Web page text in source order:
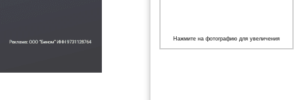
Нажмите на фотографию для увеличения